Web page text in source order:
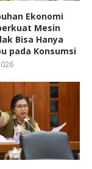
Ekonomi
Mesin
Bisa Hanya
pada Konsumsi